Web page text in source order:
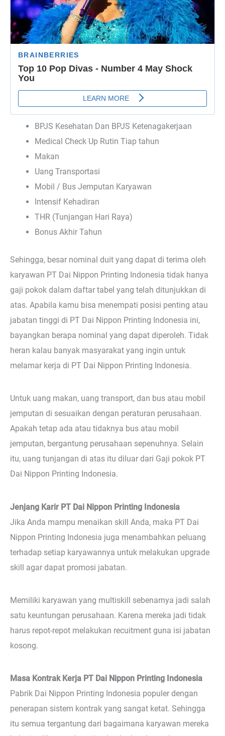
BPJS Kesehatan Dan BPJS Ketenagakerjaan
Medical Check Up Rutin Tiap tahun
Makan
Uang Transportasi
Mobil / Bus Jemputan Karyawan
Intensif Kehadiran
THR (Tunjangan Hari Raya)
Bonus Akhir Tahun
Sehingga, besar nominal duit yang dapat di terima oleh
karyawan PT Dai Nippon Printing Indonesia tidak hanya
gaji pokok dalam daftar tabel yang telah ditunjukkan di
atas. Apabila kamu bisa menempati posisi penting atau
jabatan tinggi di PT Dai Nippon Printing Indonesia ini,
bayangkan berapa nominal yang dapat diperoleh. Tidak
heran kalau banyak masyarakat yang ingin untuk
melamar kerja di PT Dai Nippon Printing Indonesia.
Untuk uang makan, uang transport, dan bus atau mobil
jemputan di sesuaikan dengan peraturan perusahaan.
Apakah tetap ada atau tidaknya bus atau mobil
jemputan, bergantung perusahaan sepenuhnya. Selain
itu, uang tunjangan di atas itu diluar dari Gaji pokok PT
Dai Nippon Printing Indonesia.
Jenjang Karir PT Dai Nippon Printing Indonesia
Jika Anda mampu menaikan skill Anda, maka PT Dai
Nippon Printing Indonesia juga menambahkan peluang
terhadap setiap karyawannya untuk melakukan upgrade
skill agar dapat promosi jabatan.
Memiliki karyawan yang multiskill sebenarnya jadi salah
satu keuntungan perusahaan. Karena mereka jadi tidak
harus repot-repot melakukan recuitment guna isi jabatan
kosong.
Masa Kontrak Kerja PT Dai Nippon Printing Indonesia
Pabrik Dai Nippon Printing Indonesia populer dengan
penerapan sistem kontrak yang sangat ketat. Sehingga
itu semua tergantung dari bagaimana karyawan mereka